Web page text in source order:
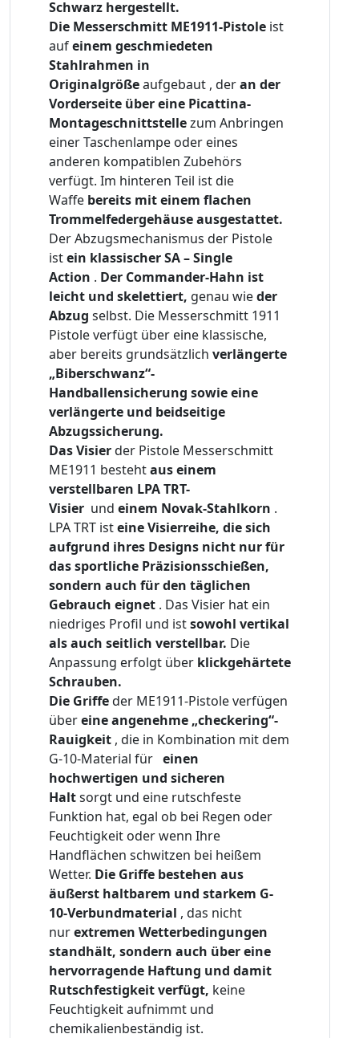
Schwarz hergestellt.
Die Messerschmitt ME1911-Pistole ist
aufeinem geschmiedeten
Stahlrahmen in
Originalgrößeaufgebaut , deran der
Vorderseite über eine Picattina-
Montageschnittstellezum Anbringen
einer Taschenlampe oder eines
anderen kompatiblen Zubehörs
verfügt. Im hinteren Teil ist die
Waffe bereits mit einem flachen
Trommelfedergehäuse ausgestattet.
Der Abzugsmechanismus der Pistole
istein klassischer SA – Single
Action . Der Commander-Hahn ist
leicht und skelettiert, genau wieder
Abzug selbst. Die Messerschmitt 1911
Pistole verfügt über eine klassische,
aber bereits grundsätzlich verlängerte
„Biberschwanz“-
Handballensicherung sowie eine
verlängerte und beidseitige
Abzugssicherung.
Das Visierder Pistole Messerschmitt
ME1911 bestehtaus einem
verstellbaren LPA TRT-
Visier und einem Novak-Stahlkorn .
LPA TRT isteine Visierreihe, die sich
aufgrund ihres Designs nicht nur für
das sportliche Präzisionsschießen,
sondern auch für den täglichen
Gebrauch eignet . Das Visier hat ein
niedriges Profil und istsowohl vertikal
als auch seitlich verstellbar. Die
Anpassung erfolgt über klickgehärtete
Schrauben.
Die Griffeder ME1911-Pistole verfügen
übereine angenehme „checkering“-
Rauigkeit , die in Kombination mit dem
G-10-Material für einen
hochwertigen und sicheren
Haltsorgt und eine rutschfeste
Funktion hat, egal ob bei Regen oder
Feuchtigkeit oder wenn Ihre
Handflächen schwitzen bei heißem
Wetter. Die Griffe bestehen aus
äußerst haltbarem und starkem G-
10-Verbundmaterial , das nicht
nurextremen Wetterbedingungen
standhält, sondern auch über eine
hervorragende Haftung und damit
Rutschfestigkeit verfügt, keine
Feuchtigkeit aufnimmt und
chemikalienbeständig ist.